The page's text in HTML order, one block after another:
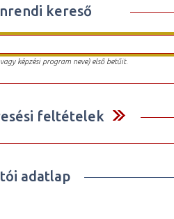
kereső
képzési program neve) első betűit.
feltételek
adatlap